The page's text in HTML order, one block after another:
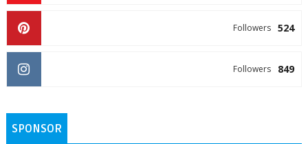
524
Followers
849
Followers
SPONSOR